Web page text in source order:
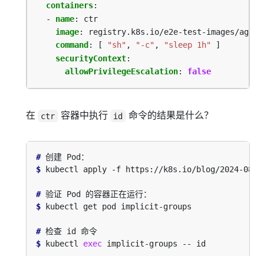
containers:
- name:
ctr
image:
registry.k8s.io/e2e-test-images/
command : [ "sh" , "-c" , "sleep 1h"
]
securityContext:
allowPrivilegeEscalation: false
在 ctr 容器中执行 id 命令的结果是什么？
#
$
#
$
#
$ kubectl exec